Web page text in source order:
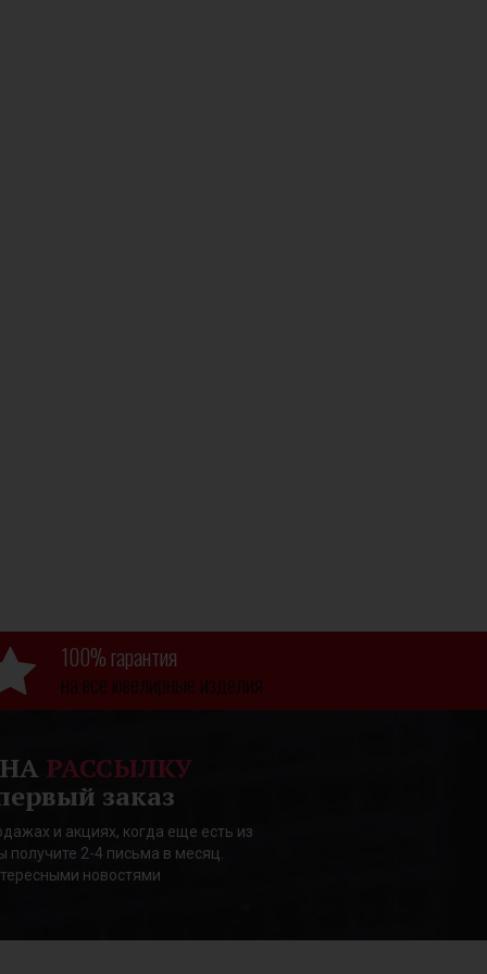
100% гарантия
на все ювелирные изделия
РАССЫЛКУ
заказ
и акциях, когда еще есть из
2-4 письма в месяц.
новостями